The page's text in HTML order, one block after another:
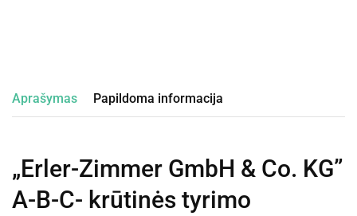
Aprašymas Papildoma informacija
„Erler-Zimmer GmbH & Co. KG”
A-B-C- krūtinės tyrimo